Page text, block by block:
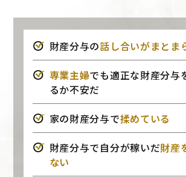
財産分与の話し合いがまとま
専業主婦でも適正な財産分与
るか不安だ
家の財産分与で揉めている
財産分与で自分が稼いだ財産
ない